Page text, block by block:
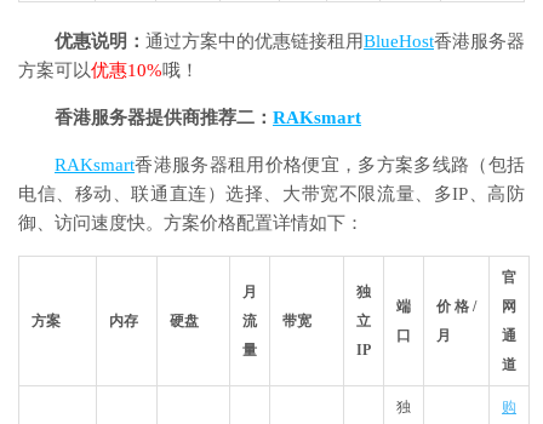
优惠说明： 通过方案中的优惠链接租用BlueHost香港服务器
方案可以优惠10%哦！
香港服务器提供商推荐二： RAKsmart
RAKsmart香港服务器租用价格便宜，多方案多线路（包括
电信、移动、联通直连）选择、大带宽不限流量、多IP、高防
御、访问速度快。方案价格配置详情如下：
方案 内存 硬盘
月
流
量
带宽
独
立
IP
端
口
价格/
月
官
网
通
道
独
购